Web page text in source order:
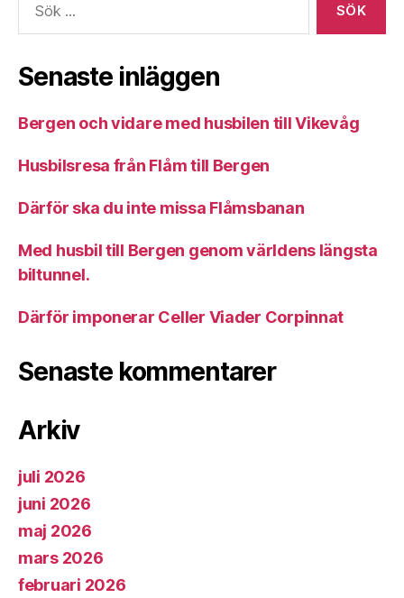
efter:
Senaste inläggen
Bergen och vidare med husbilen till Vikevåg
Husbilsresa från Flåm till Bergen
Därför ska du inte missa Flåmsbanan
Med husbil till Bergen genom världens längsta
biltunnel.
Därför imponerar Celler Viader Corpinnat
Senaste kommentarer
Arkiv
juli 2026
juni 2026
maj 2026
mars 2026
februari 2026